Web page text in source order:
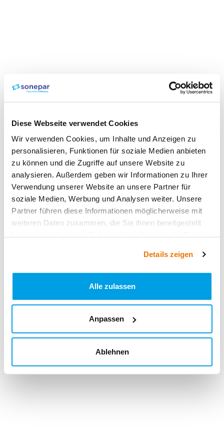
Diese Webseite verwendet Cookies
Wir verwenden Cookies, um Inhalte und Anzeigen zu
personalisieren, Funktionen für soziale Medien anbieten
zu können und die Zugriffe auf unsere Website zu
analysieren. Außerdem geben wir Informationen zu Ihrer
Verwendung unserer Website an unsere Partner für
soziale Medien, Werbung und Analysen weiter. Unsere
Partner führen diese Informationen möglicherweise mit
weiteren Daten zusammen, die Sie ihnen bereitgestellt
Details zeigen
Alle zulassen
Anpassen
Ablehnen